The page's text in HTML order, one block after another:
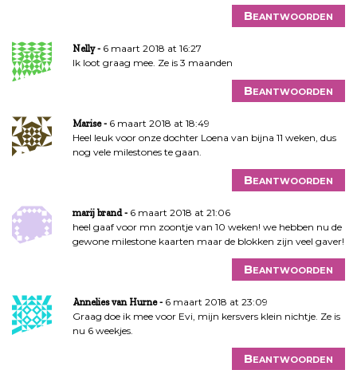
Beantwoorden
Nelly
6 maart 2018 at 16:27
Ik loot graag mee. Ze is 3 maanden
Beantwoorden
Marise
6 maart 2018 at 18:49
Heel leuk voor onze dochter Loena van bijna 11 weken, dus
nog vele milestones te gaan.
Beantwoorden
marij brand
6 maart 2018 at 21:06
heel gaaf voor mn zoontje van 10 weken! we hebben nu de
gewone milestone kaarten maar de blokken zijn veel gaver!
Beantwoorden
Annelies van Hurne
6 maart 2018 at 23:09
Graag doe ik mee voor Evi, mijn kersvers klein nichtje. Ze is
nu 6 weekjes.
Beantwoorden